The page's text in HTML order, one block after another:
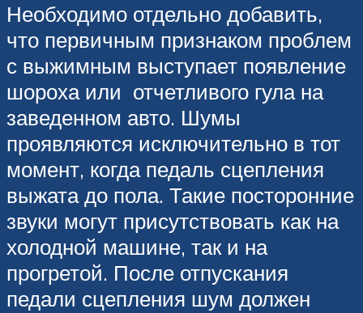
Необходимо отдельно добавить,
что первичным признаком проблем
с выжимным выступает появление
шороха или отчетливого гула на
заведенном авто. Шумы
проявляются исключительно в тот
момент, когда педаль сцепления
выжата до пола. Такие посторонние
звуки могут присутствовать как на
холодной машине, так и на
прогретой. После отпускания
педали сцепления шум должен